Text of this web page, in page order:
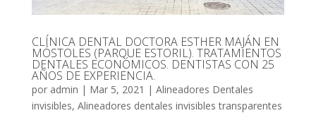
CLÍNICA DENTAL DOCTORA ESTHER MAJÁN EN
MÓSTOLES (PARQUE ESTORIL). TRATAMIENTOS
DENTALES ECONÓMICOS. DENTISTAS CON 25
AÑOS DE EXPERIENCIA.
por admin | Mar 5, 2021 | Alineadores Dentales
invisibles, Alineadores dentales invisibles transparentes